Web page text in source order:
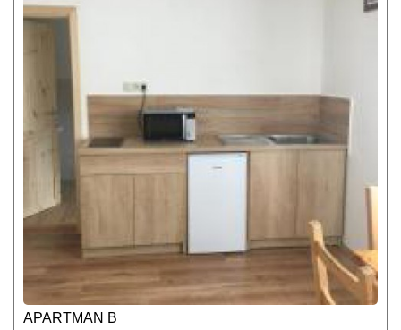
APARTMAN B